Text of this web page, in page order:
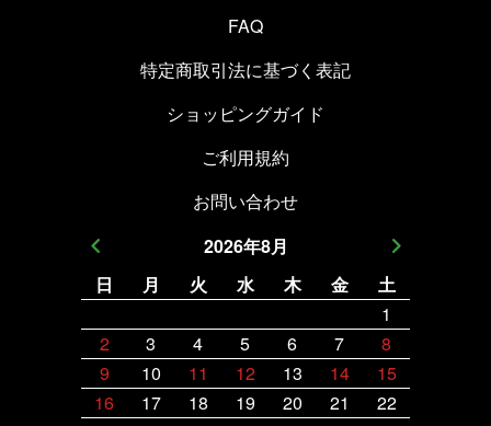
FAQ
特定商取引法に基づく表記
ショッピングガイド
ご利用規約
お問い合わせ
2026年8月
日
月 火 水 木 金
土
1
2
3 4 5 6 7
8
9
10 11 12 13 14
15
16
17 18 19 20 21
22